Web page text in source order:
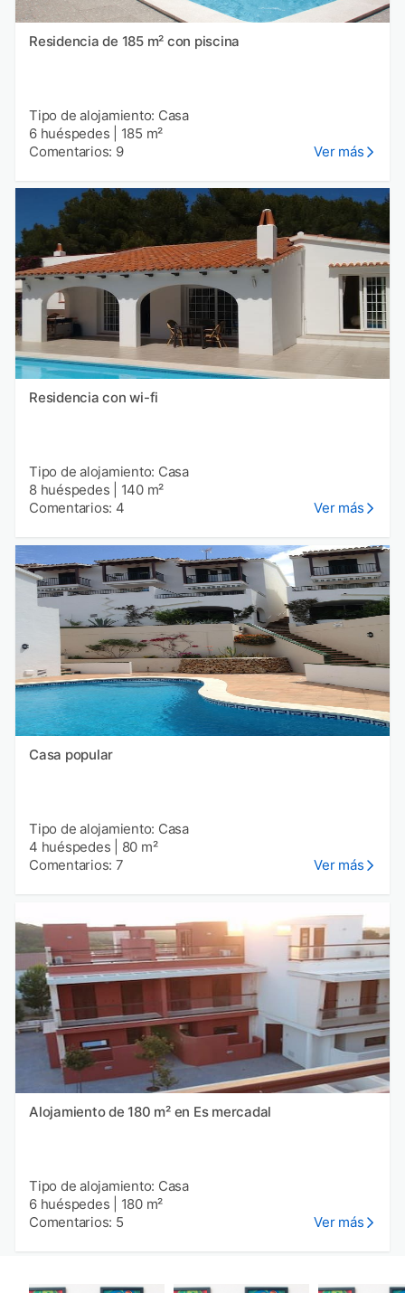
Residencia de 185 m² con piscina
Tipo de alojamiento: Casa
6 huéspedes
185 m²
Comentarios: 9
Ver más
Residencia con wi-fi
Tipo de alojamiento: Casa
8 huéspedes
140 m²
Comentarios: 4
Ver más
Casa popular
Tipo de alojamiento: Casa
4 huéspedes
80 m²
Comentarios: 7
Ver más
Alojamiento de 180 m² en Es mercadal
Tipo de alojamiento: Casa
6 huéspedes
180 m²
Comentarios: 5
Ver más